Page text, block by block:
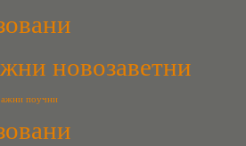
новозаветни
поучни